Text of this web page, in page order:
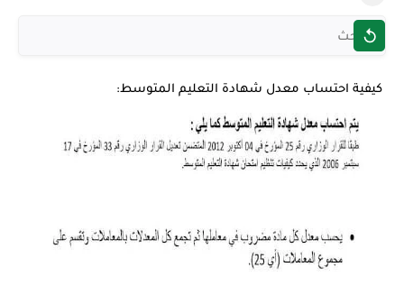
كيفية احتساب معدل شهادة التعليم المتوسط: